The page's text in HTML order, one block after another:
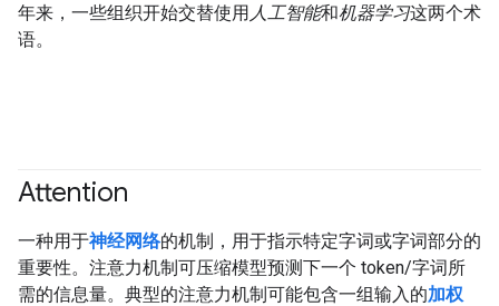
年来，一些组织开始交替使用 人工智能和机器学习这两个术
语。
Attention
一种用于神经网络的机制，用于指示特定字词或字词部分的
重要性。注意力机制可压缩模型预测下一个 token/字词所
需的信息量。典型的注意力机制可能包含一组输入的加权